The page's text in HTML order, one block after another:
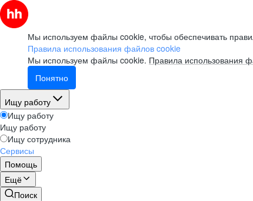
Мы используем файлы cookie, чтобы обеспечивать
Правила использования файлов cookie
Мы используем файлы cookie. Правила использования
Понятно
Ищу работу
Ищу работу
Ищу работу
Ищу сотрудника
Сервисы
Помощь
Ещё
Поиск